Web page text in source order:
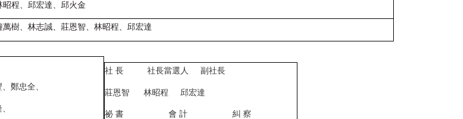
昭程、邱宏達、邱火金
萬樹、林志誠、莊恩智、林昭程、邱宏達
鄭忠全、
社 長 社長當選人 副社長
莊恩智 林昭程 邱宏達
祕 書 會 計 糾 察